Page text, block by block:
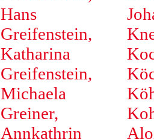
Hans
Greifenstein,
Katharina
Greifenstein,
Michaela
Greiner,
Annkathrin